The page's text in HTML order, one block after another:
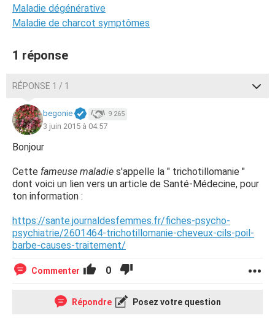
Maladie dégénérative
Maladie de charcot symptômes
1 réponse
RÉPONSE 1 / 1
begonie 9 265
3 juin 2015 à 04:57
Bonjour
Cette fameuse maladie s'appelle la " trichotillomanie "
dont voici un lien vers un article de Santé-Médecine, pour
ton information :
https://sante.journaldesfemmes.fr/fiches-psycho-
psychiatrie/2601464-trichotillomanie-cheveux-cils-poil-
barbe-causes-traitement/
Commenter 0
Répondre Posez votre question